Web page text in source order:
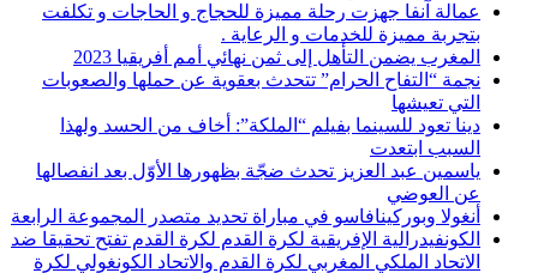
عمالة آنفا جهزت رحلة مميزة للحجاج و الحاجات و تكلفت
بتجربة مميزة للخدمات و الرعاية .
المغرب يضمن التأهل إلى ثمن نهائي أمم أفريقيا 2023
نجمة “التفاح الحرام” تتحدث بعقوية عن حملها والصعوبات
التي تعيشها
دينا تعود للسينما بفيلم “الملكة”: أخاف من الحسد ولهذا
السبب ابتعدت
ياسمين عبد العزيز تحدث ضجّة بظهورها الأوّل بعد انفصالها
عن العوضي
أنغولا وبوركينافاسو في مباراة تحديد متصدر المجموعة الرابعة
الكونفيدرالية الإفريقية لكرة القدم لكرة القدم تفتح تحقيقا ضد
الاتحاد الملكي المغربي لكرة القدم والاتحاد الكونغولي لكرة